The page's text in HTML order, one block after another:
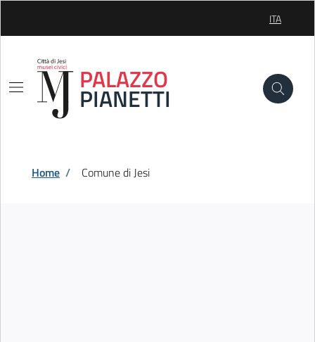
ITA
PALAZZO
PIANETTI
Home / Comune di Jesi